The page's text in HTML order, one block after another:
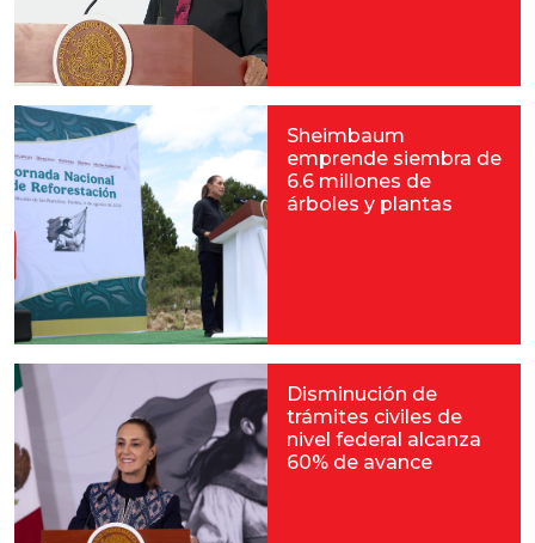
Sheimbaum
emprende siembra de
6.6 millones de
árboles y plantas
Disminución de
trámites civiles de
nivel federal alcanza
60% de avance